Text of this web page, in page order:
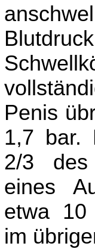
Penis
1,7 bar.
2/3 des
eines
etwa
im